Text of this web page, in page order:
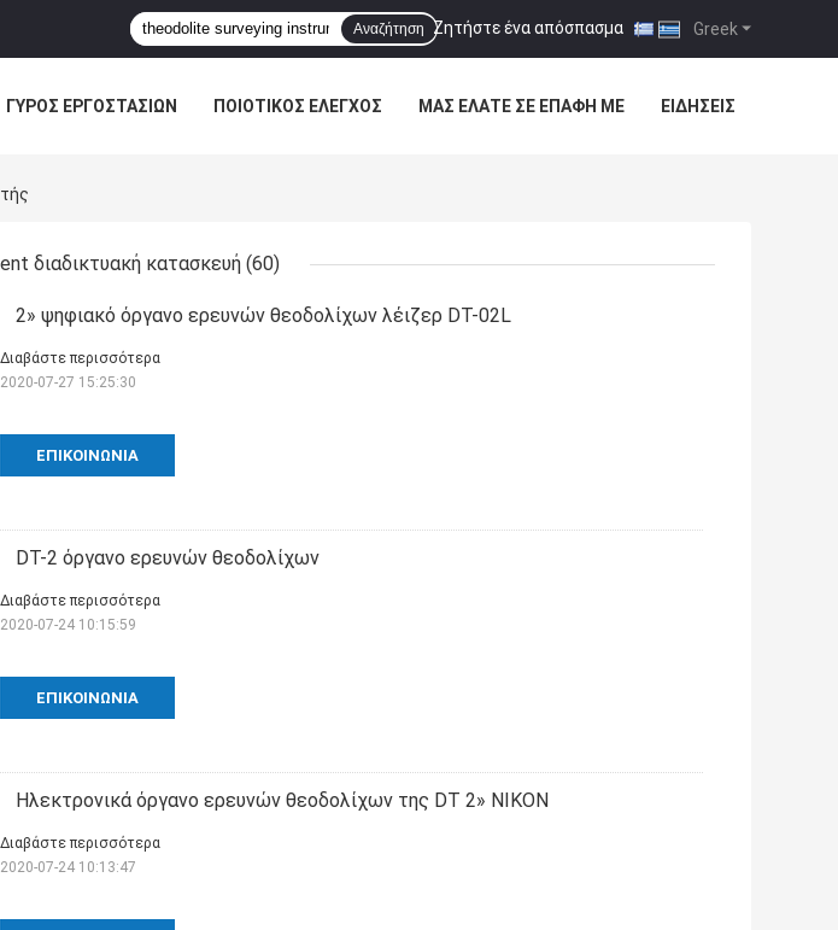
Greek
Ζητήστε ένα απόσπασμα |
Αναζήτηση
ΓΎΡΟΣ ΕΡΓΟΣΤΑΣΊΩΝ ΠΟΙΟΤΙΚΌΣ ΈΛΕΓΧΟΣ ΜΑΣ ΕΛΆΤΕ ΣΕ ΕΠΑΦΉ ΜΕ ΕΙΔΉΣΕΙΣ
διαδικτυακή κατασκευή (60)
2» ψηφιακό όργανο ερευνών θεοδολίχων λέιζερ DT-02L
ΕΠΙΚΟΙΝΩΝΊΑ
Διαβάστε περισσότερα
2020-07-27 15:25:30
DT-2 όργανο ερευνών θεοδολίχων
ΕΠΙΚΟΙΝΩΝΊΑ
Διαβάστε περισσότερα
2020-07-24 10:15:59
Ηλεκτρονικά όργανο ερευνών θεοδολίχων της DT 2» NIKON
Διαβάστε περισσότερα
2020-07-24 10:13:47